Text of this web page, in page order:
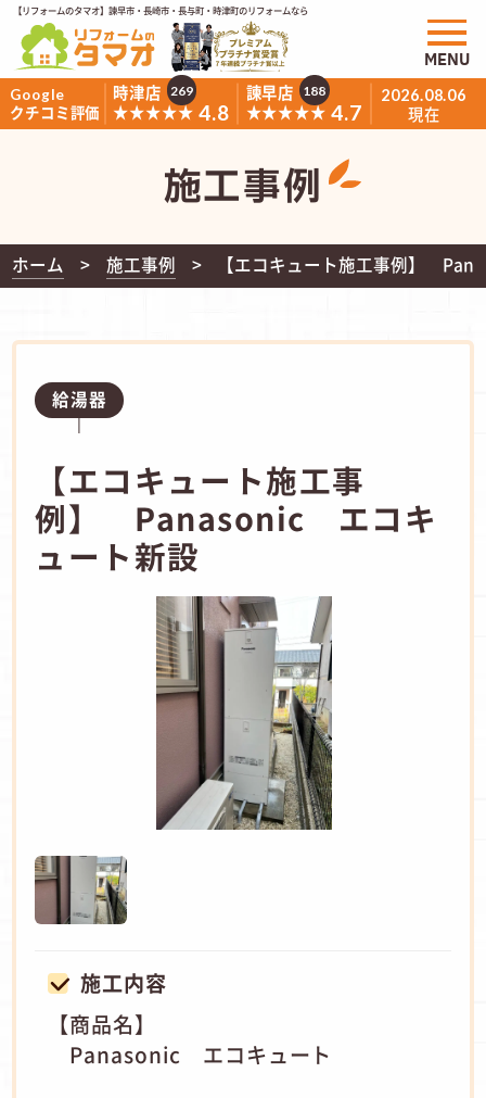
【リフォームのタマオ】諫早市・長崎市・長与町・時津町のリフォームなら
Google
クチコミ評価
時津店
★★★★★ 4.8
269
諫早店
★★★★★ 4.7
188 2026.08.06
現在
MENU
施工事例
ホーム 施工事例 【エコキュート施工事例】
給湯器
【エコキュート施工事
例】 Panasonic エコキ
ュート新設
施工内容
【商品名】
Panasonic エコキュート